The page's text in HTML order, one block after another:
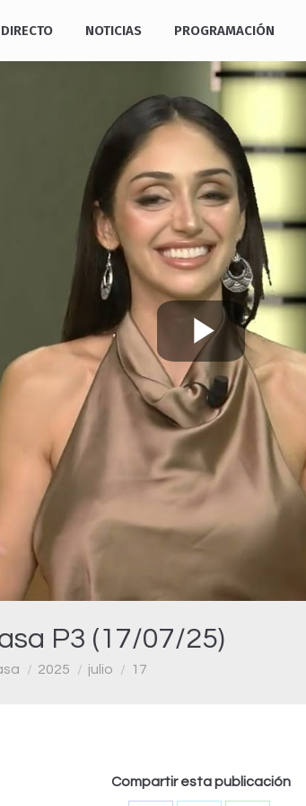
DIRECTO NOTICIAS PROGRAMACIÓN
P3 (17/07/25)
2025 julio 17
Play
Video
Compartir esta publicación